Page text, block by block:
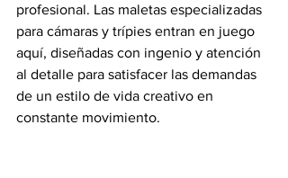
profesional. Las maletas especializadas
para cámaras y trípies entran en juego
aquí, diseñadas con ingenio y atención
al detalle para satisfacer las demandas
de un estilo de vida creativo en
constante movimiento.